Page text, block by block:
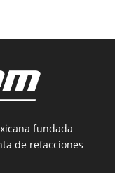
fundada
de refacciones